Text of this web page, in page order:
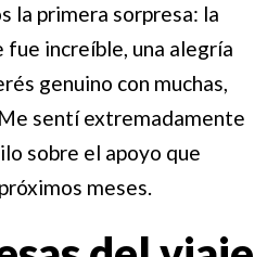
la primera sorpresa: la
fue increíble, una alegría
genuino con muchas,
sentí extremadamente
sobre el apoyo que
meses.